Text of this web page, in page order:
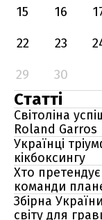
15
16
22
23
29
30
Статті
Світоліна
Roland Garros
Українці
кікбоксингу
Хто
команди
Збірна
світу для